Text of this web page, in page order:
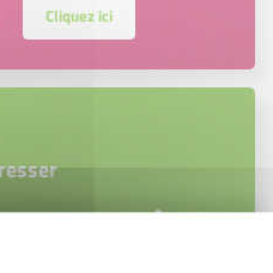
Cliquez ici
interlocuteurs en